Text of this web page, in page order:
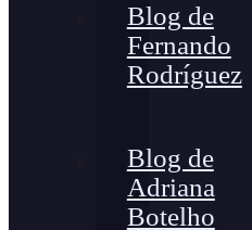
Blog de
Fernando
Rodríguez
Blog de
Adriana
Botelho